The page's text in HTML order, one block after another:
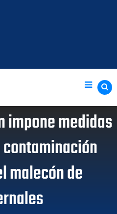
impone medidas
malecón de